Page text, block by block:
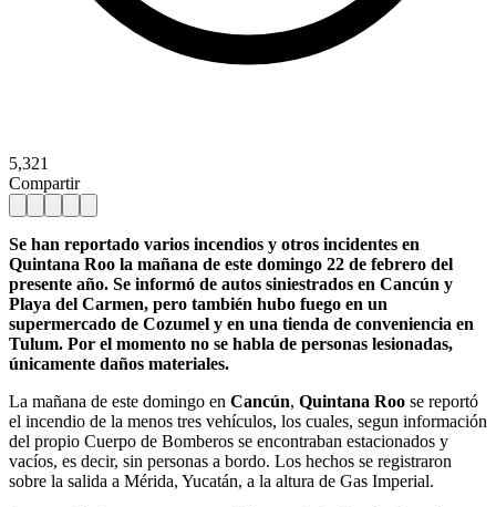
5,321
Compartir
Se han reportado varios incendios y otros incidentes en
Quintana Roo la mañana de este domingo 22 de febrero del
presente año. Se informó de autos siniestrados en Cancún y
Playa del Carmen, pero también hubo fuego en un
supermercado de Cozumel y en una tienda de conveniencia en
Tulum. Por el momento no se habla de personas lesionadas,
únicamente daños materiales.
La mañana de este domingo en Cancún, Quintana Roo se reportó
el incendio de la menos tres vehículos, los cuales, segun información
del propio Cuerpo de Bomberos se encontraban estacionados y
vacíos, es decir, sin personas a bordo. Los hechos se registraron
sobre la salida a Mérida, Yucatán, a la altura de Gas Imperial.